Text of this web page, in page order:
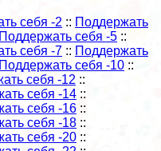
себя -2 :: Поддержать
Поддержать себя -5 ::
себя -7 :: Поддержать
Поддержать себя -10 ::
себя -12 ::
себя -14 ::
себя -16 ::
себя -18 ::
себя -20 ::